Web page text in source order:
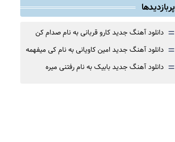
پربازدیدها
= دانلود آهنگ جدید کارو قربانی به نام صدام کن
= دانلود آهنگ جدید امین کاویانی به نام کی میفهمه
= دانلود آهنگ جدید بابیک به نام رفتنی میره